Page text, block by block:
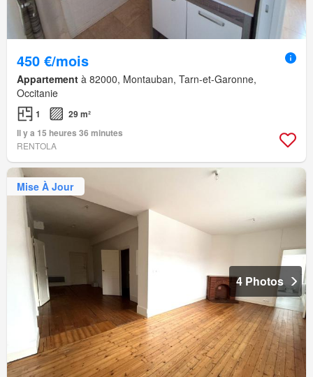
450 €/mois
Appartement à 82000, Montauban, Tarn-et-Garonne,
Occitanie
1
29 m²
Il y a 15 heures 36 minutes
RENTOLA
Mise À Jour
4 Photos